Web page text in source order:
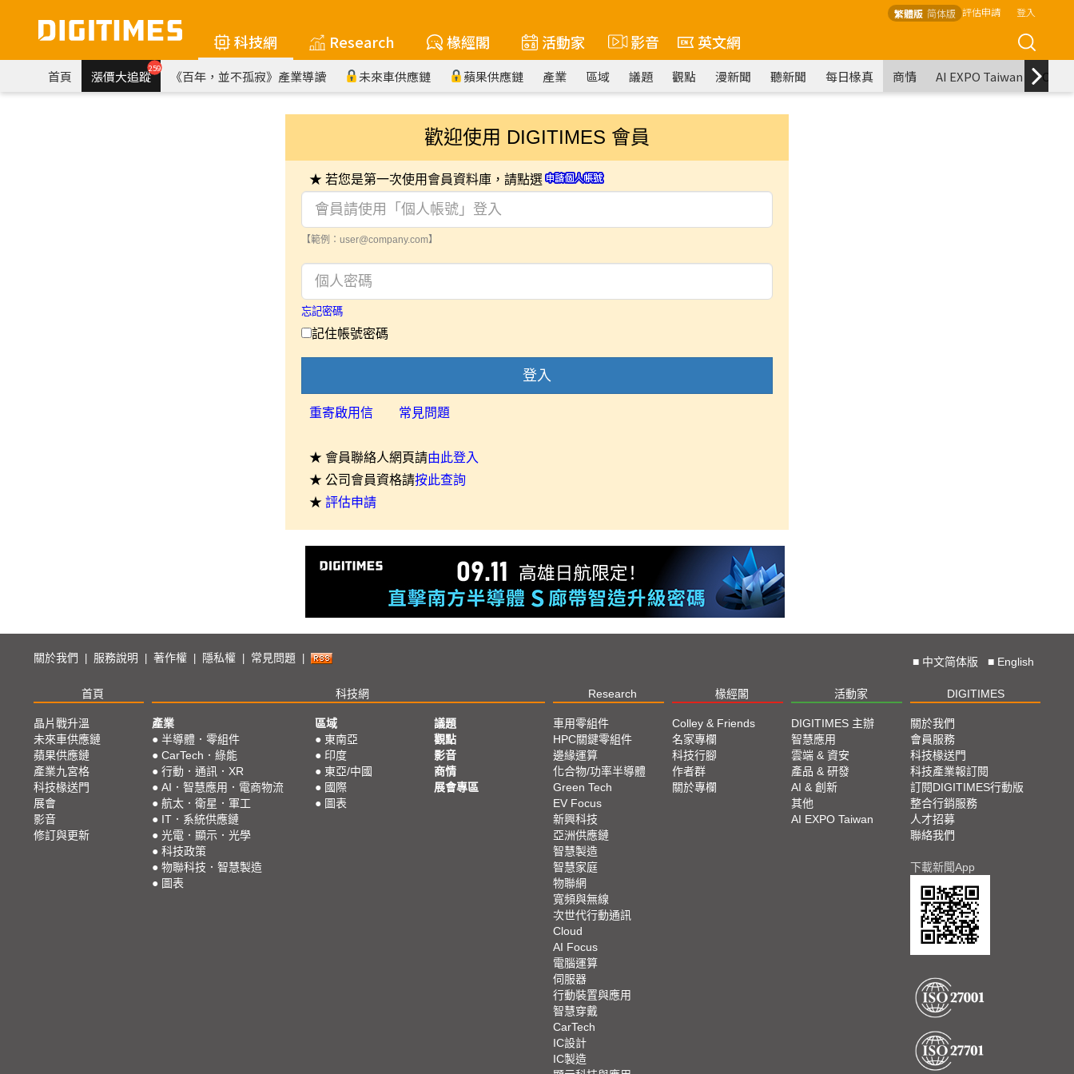
繁體版 简体版 評估申請 登入
科技網 Research 椽經閣 活動家 影音 英文網
首頁 漲價大追蹤259 《百年，並不孤寂》產業導讀 未來車供應鏈 蘋果供應鏈 產業 區域 議題 觀點 漫新聞 聽新聞 每日椽真 商情 AI EXPO Taiwan
歡迎使用 DIGITIMES 會員
★ 若您是第一次使用會員資料庫，請點選
【範例：user@company.com】
忘記密碼
記住帳號密碼
登入
重寄啟用信 常見問題
★ 會員聯絡人網頁請由此登入
★ 公司會員資格請按此查詢
★ 評估申請
關於我們 服務說明 著作權 隱私權 常見問題 ■ 中文简体版 ■ English
首頁 科技網 Research 椽經閣 活動家 DIGITIMES
晶片戰升溫
未來車供應鏈
蘋果供應鏈
產業九宮格
科技椽送門
展會
影音
修訂與更新
產業
● 半導體．零組件
● CarTech．綠能
● 行動．通訊．XR
● AI．智慧應用．電商物流
● 航太．衛星．軍工
● IT．系統供應鏈
● 光電．顯示．光學
● 科技政策
● 物聯科技．智慧製造
● 圖表
區域
● 東南亞
● 印度
● 東亞/中國
● 國際
● 圖表
議題
觀點
影音
商情
展會專區
車用零組件
HPC關鍵零組件
邊緣運算
化合物/功率半導體
Green Tech
EV Focus
新興科技
亞洲供應鏈
智慧製造
智慧家庭
物聯網
寬頻與無線
次世代行動通訊
Cloud
AI Focus
電腦運算
伺服器
行動裝置與應用
智慧穿戴
CarTech
IC設計
IC製造
Colley & Friends
名家專欄
科技行腳
作者群
關於專欄
DIGITIMES 主辦
智慧應用
雲端 & 資安
產品 & 研發
AI & 創新
其他
AI EXPO Taiwan
關於我們
會員服務
科技椽送門
科技產業報訂閱
訂閱DIGITIMES行動版
整合行銷服務
人才招募
聯絡我們
下載新聞App